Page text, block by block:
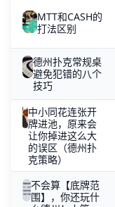
MTT和CASH的
打法区别
德州扑克常规桌
避免犯错的八个
技巧
中小同花连张开
牌进池，原来会
让你掉进这么大
的误区（德州扑
克策略）
不会算【底牌范
围】，你还玩什